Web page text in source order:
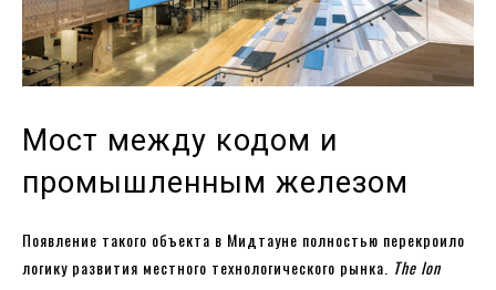
Мост между кодом и
промышленным железом
Появление такого объекта в Мидтауне полностью перекроило
логику развития местного технологического рынка. The Ion